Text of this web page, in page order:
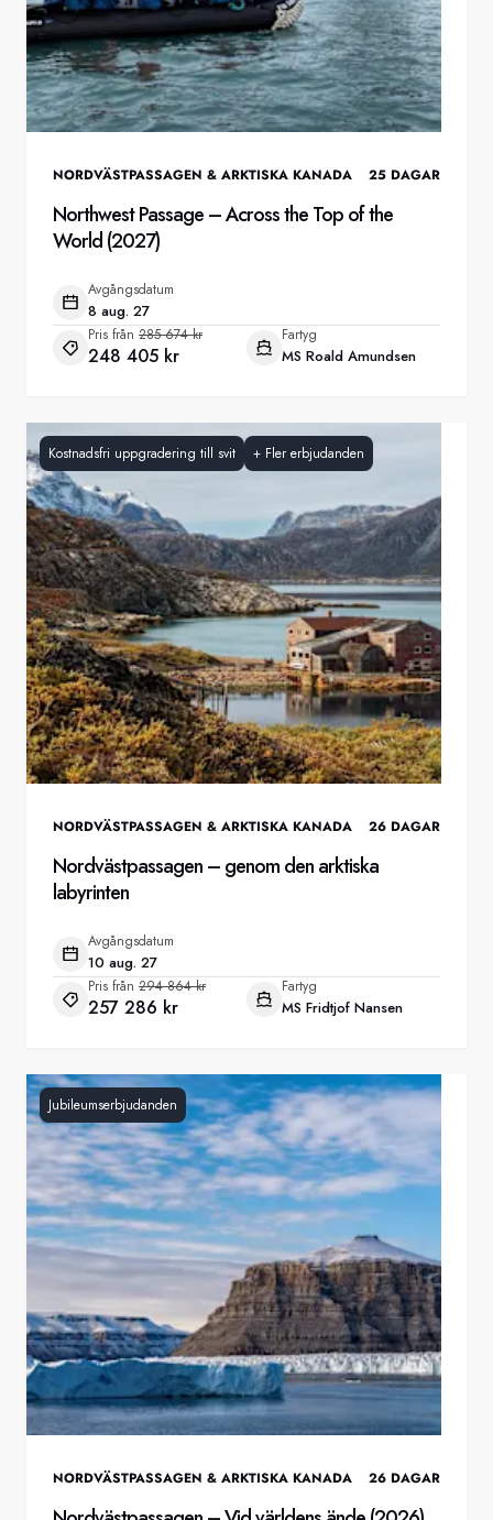
NORDVÄSTPASSAGEN & ARKTISKA KANADA 25 DAGAR
Northwest Passage – Across the Top of the
World (2027)
Avgångsdatum
8 aug. 27
Pris från 285 674 kr
248 405 kr
Fartyg
MS Roald Amundsen
Kostnadsfri uppgradering till svit + Fler erbjudanden
NORDVÄSTPASSAGEN & ARKTISKA KANADA 26 DAGAR
Nordvästpassagen – genom den arktiska
labyrinten
Avgångsdatum
10 aug. 27
Pris från 294 864 kr
257 286 kr
Fartyg
MS Fridtjof Nansen
Jubileumserbjudanden
NORDVÄSTPASSAGEN & ARKTISKA KANADA 26 DAGAR